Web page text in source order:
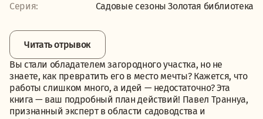
Серия:
Садовые сезоны Золотая библиотека
Читать отрывок
Вы стали обладателем загородного участка, но не
знаете, как превратить его в место мечты? Кажется, что
работы слишком много, а идей — недостаточно? Эта
книга — ваш подробный план действий! Павел Траннуа,
признанный эксперт в области садоводства и